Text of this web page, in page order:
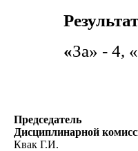
Результаты
«За» - 4,
Председатель
Дисциплинарной
Квак Г.И.